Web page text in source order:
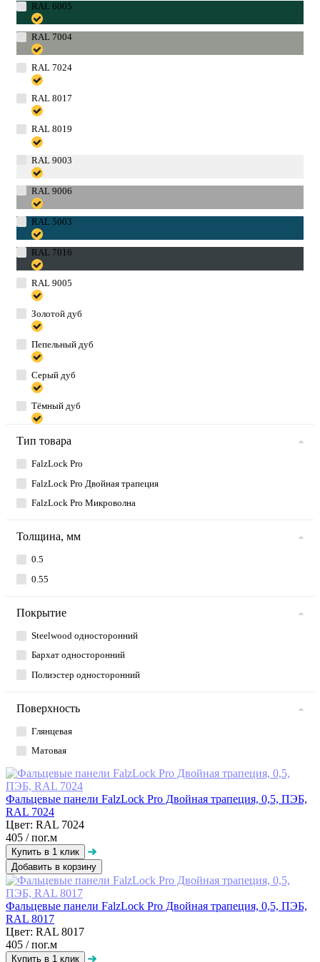
RAL 6005
RAL 7004
RAL 7024
RAL 8017
RAL 8019
RAL 9003
RAL 9006
RAL 5003
RAL 7016
RAL 9005
Золотой дуб
Пепельный дуб
Серый дуб
Тёмный дуб
Тип товара
FalzLock Pro
FalzLock Pro Двойная трапеция
FalzLock Pro Микроволна
Толщина, мм
0.5
0.55
Покрытие
Steelwood односторонний
Бархат односторонний
Полиэстер односторонний
Поверхность
Глянцевая
Матовая
Фальцевые панели FalzLock Pro Двойная трапеция, 0,5, ПЭБ,
RAL 7024
Цвет: RAL 7024
405 / пог.м
Добавить в корзину
Фальцевые панели FalzLock Pro Двойная трапеция, 0,5, ПЭБ,
RAL 8017
Цвет: RAL 8017
405 / пог.м